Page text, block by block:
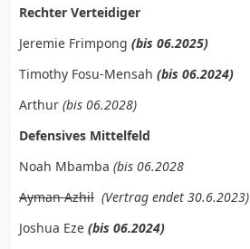
Rechter Verteidiger
Jeremie Frimpong (bis 06.2025)
Timothy Fosu-Mensah (bis 06.2024)
Arthur (bis 06.2028)
Defensives Mittelfeld
Noah Mbamba (bis 06.2028
Ayman Azhil (Vertrag endet 30.6.2023)
Joshua Eze (bis 06.2024)